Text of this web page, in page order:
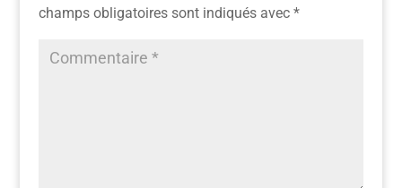
champs obligatoires sont indiqués avec *